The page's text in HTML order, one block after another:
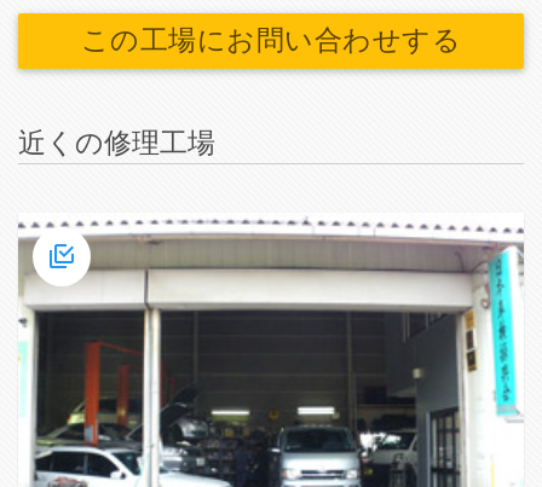
この工場にお問い合わせする
近くの修理工場